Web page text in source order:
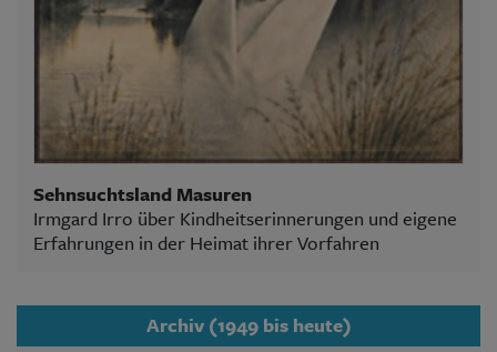
Sehnsuchtsland Masuren
Irmgard Irro über Kindheitserinnerungen und eigene
Erfahrungen in der Heimat ihrer Vorfahren
Archiv (1949 bis heute)